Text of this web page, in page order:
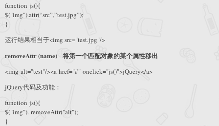
function js(){
$("img").attr(“src”,”test.jpg”);
}
运行结果相当于<img src="test.jpg"/>
removeAttr (name) 将第一个匹配对象的某个属性移出
<img alt="test"/><a href="#" onclick="js()">jQuery</a>
jQuery代码及功能：
function js(){
$("img"). removeAttr("alt");
}